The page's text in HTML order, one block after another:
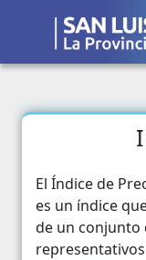
El Índice de
es un índice
de un conjunto